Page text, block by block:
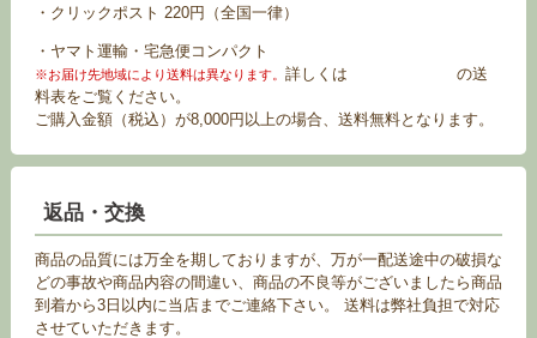
・クリックポスト 220円（全国一律）
・ヤマト運輸・宅急便コンパクト
※お届け先地域により送料は異なります。 詳しくは
の送
料表をご覧ください。
ご購入金額（税込）が8,000円以上の場合、送料無料となります。
返品・交換
商品の品質には万全を期しておりますが、万が一配送途中の破損な
どの事故や商品内容の間違い、商品の不良等がございましたら商品
到着から3日以内に当店までご連絡下さい。 送料は弊社負担で対応
させていただきます。